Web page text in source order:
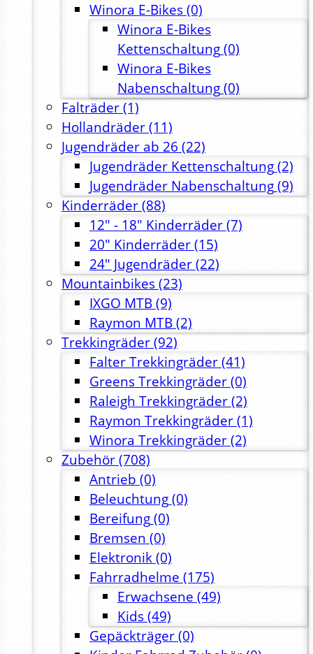
Winora E-Bikes(0)
Winora E-Bikes
Kettenschaltung(0)
Winora E-Bikes
Nabenschaltung(0)
Falträder(1)
Hollandräder(11)
Jugendräder ab 26 (22)
Jugendräder Kettenschaltung(2)
Jugendräder Nabenschaltung(9)
Kinderräder(88)
12" - 18" Kinderräder(7)
20" Kinderräder(15)
24" Jugendräder(22)
Mountainbikes(23)
IXGO MTB(9)
Raymon MTB(2)
Trekkingräder(92)
Falter Trekkingräder(41)
Greens Trekkingräder(0)
Raleigh Trekkingräder(2)
Raymon Trekkingräder(1)
Winora Trekkingräder(2)
Zubehör(708)
Antrieb (0)
Beleuchtung(0)
Bereifung(0)
Bremsen (0)
Elektronik(0)
Fahrradhelme (175)
Erwachsene (49)
Kids(49)
Gepäckträger(0)